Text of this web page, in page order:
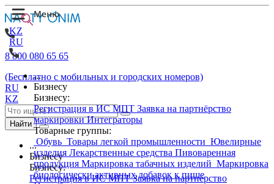
KZ
RU
...
Бизнесу
Бизнесу:
Регистрация в ИС МПТ Заявка на партнёрство
маркировкиИнтеграторы
Товарные группы:
Обувь Товары легкой промышленности Ювелирные
изделия Лекарственные средства Пивоваренная
продукция Маркировка табачных изделий Маркировка
биологически активных добавок к пище
8 800 080 65 65
(Бесплатно с мобильных и городских номеров)
RU
KZ
Найти
...
Бизнесу
Бизнесу:
Регистрация в ИС МПТЗаявка на партнёрство